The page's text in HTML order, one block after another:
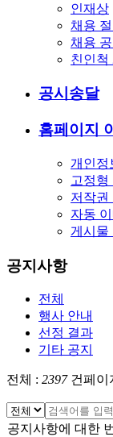
인재상
채용
채용
친인척
공시송달
홈페이지
개인정
고정형
저작권
자동
게시물
공지사항
전체
행사 안내
선정 결과
기타 공지
전체 : 2397건페이
공지사항에 대한